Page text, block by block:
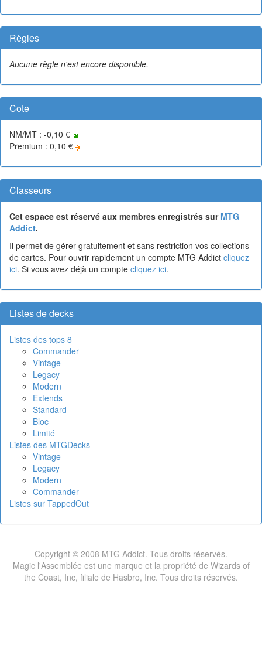
Règles
Aucune règle n'est encore disponible.
Cote
NM/MT : -0,10 €
Premium : 0,10 €
Classeurs
Cet espace est réservé aux membres enregistrés sur MTG
Addict.
Il permet de gérer gratuitement et sans restriction vos collections
de cartes. Pour ouvrir rapidement un compte MTG Addict cliquez
ici. Si vous avez déjà un compte cliquez ici.
Listes de decks
Listes des tops 8
Commander
Vintage
Legacy
Modern
Extends
Standard
Bloc
Limité
Listes des MTGDecks
Vintage
Legacy
Modern
Commander
Listes sur TappedOut
Copyright © 2008 MTG Addict. Tous droits réservés.
Magic l'Assemblée est une marque et la propriété de Wizards of
the Coast, Inc, filiale de Hasbro, Inc. Tous droits réservés.